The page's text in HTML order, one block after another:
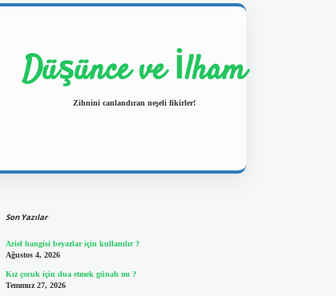
Düşünce ve İlham
Zihnini canlandıran neşeli fikirler!
Son Yazılar
Ariel hangisi beyazlar için kullanılır ?
Ağustos 4, 2026
Kız çocuk için dua etmek günah mı ?
Temmuz 27, 2026